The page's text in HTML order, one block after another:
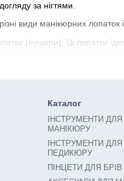
за нігтями.
види манікюрних лопаток
(пушери): Ці лопатки
інструменти: Ми також
багатофункціональний
та тримери
тримерів та ергономічний
лопатки та
Каталог
ІНСТРУМЕНТИ ДЛЯ
МАНІКЮРУ
ІНСТРУМЕНТИ ДЛЯ
ПЕДИКЮРУ
ПІНЦЕТИ ДЛЯ БРІВ